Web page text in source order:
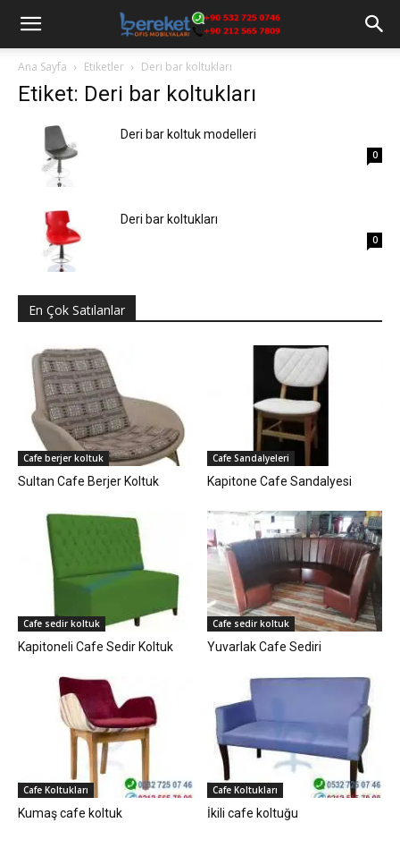
Ana Sayfa Etiketler Deri bar koltukları
Etiket: Deri bar koltukları
Deri bar koltuk modelleri
0
Deri bar koltukları
0
En Çok Satılanlar
Cafe berjer koltuk
Sultan Cafe Berjer Koltuk
Cafe Sandalyeleri
Kapitone Cafe Sandalyesi
Cafe sedir koltuk
Kapitoneli Cafe Sedir Koltuk
Cafe sedir koltuk
Yuvarlak Cafe Sediri
Cafe Koltukları
Kumaş cafe koltuk
Cafe Koltukları
İkili cafe koltuğu